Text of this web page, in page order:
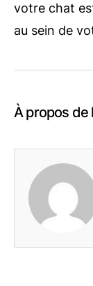
votre chat
au sein de
À propos de